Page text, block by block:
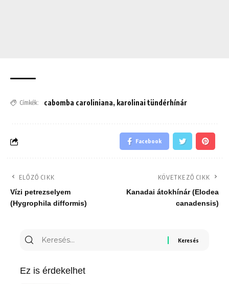
Címkék: cabomba caroliniana, karolinai tündérhínár
Facebook
ELŐZŐ CIKK
Vízi petrezselyem
(Hygrophila difformis)
KÖVETKEZŐ CIKK
Kanadai átokhínár (Elodea
canadensis)
Keresés
Ez is érdekelhet